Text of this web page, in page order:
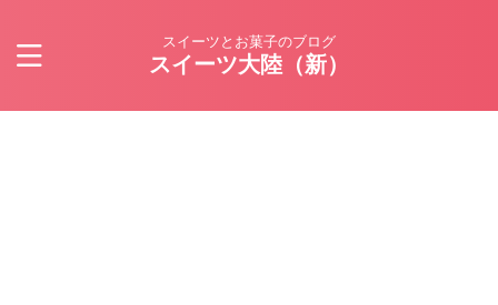
スイーツとお菓子のブログ
スイーツ大陸（新）